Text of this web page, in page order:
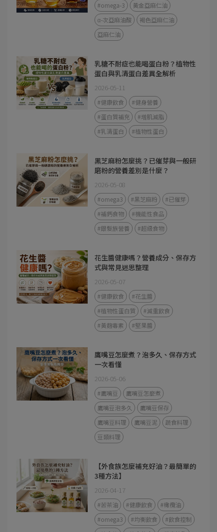
#omega-3
黃金亞麻仁油
α-次亞麻油酸
褐色亞麻仁油
亞麻仁油
乳糖不耐症也能喝蛋白粉？植物性
蛋白與乳清蛋白差異全解析
2026-05-11
#健康飲食
#健身營養
#蛋白質補充
#增肌減脂
#乳清蛋白
#植物性蛋白
黑芝麻粉怎麼挑？已催芽與一般研
磨粉的營養差別是什麼？
2026-05-08
#omega3 #黑芝麻粉
#已催芽
#補鈣食物
#機能性食品
#銀髮族營養
#超級食物
花生醬健康嗎？營養成分、保存方
式與常見迷思整理
2026-05-07
#健康飲食
#花生醬
#植物性蛋白質
#減重飲食
#黃麴毒素
#堅果醬
鷹嘴豆怎麼煮？泡多久、保存方式
一次看懂
2026-05-06
#鷹嘴豆
鷹嘴豆怎麼煮
鷹嘴豆泡多久
鷹嘴豆保存
鷹嘴豆料理
鷹嘴豆泥
蔬食料理
豆類料理
【外食族怎麼補充好油？最簡單的
3種方法】
2026-04-17
#苦茶油 #健康飲食
#橄欖油
#omega3
#均衡飲食
#飲食控制